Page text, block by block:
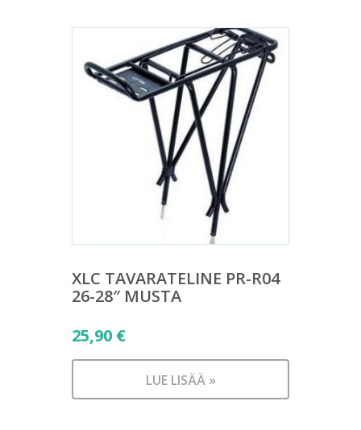
XLC TAVARATELINE PR-R04
26-28″ MUSTA
25,90 €
LUE LISÄÄ »